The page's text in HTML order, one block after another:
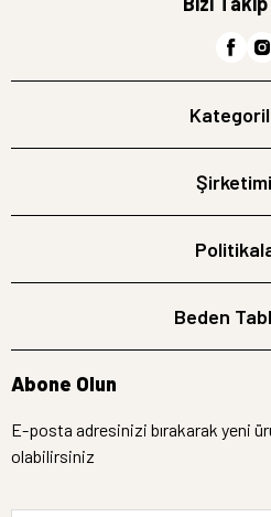
Beden
Abone Olun
E-posta adresinizi bırakarak yeni
olabilirsiniz